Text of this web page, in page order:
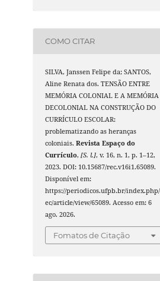
COMO CITAR
SILVA, Janssen Felipe da; SANTOS,
Aline Renata dos. TENSÃO ENTRE
MEMÓRIA COLONIAL E A MEMÓRIA
DECOLONIAL NA CONSTRUÇÃO DO
CURRÍCULO ESCOLAR:
problematizando as heranças
coloniais.Revista Espaço do
Currículo,[S. l.], v. 16, n. 1, p. 1–12,
2023. DOI: 10.15687/rec.v16i1.65089.
Disponível em:
https://periodicos.ufpb.br/
ec/article/view/65089. Acesso em: 6
ago. 2026.
Fomatos de Citação